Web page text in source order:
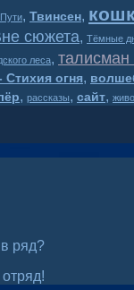
, Твинсен,
сюжета, Тёмные
леса, талисман
Стихия огня,
, рассказы, сайт,
ряд?